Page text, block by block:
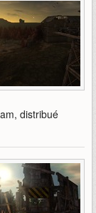
distribué